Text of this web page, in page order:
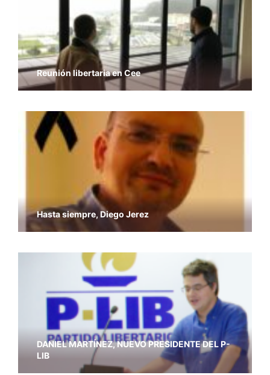
Reunión libertaria en Cee
Hasta siempre, Diego Jerez
DANIEL MARTÍNEZ, NUEVO PRESIDENTE DEL P-
LIB